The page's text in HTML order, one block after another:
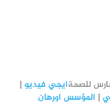
ايجي فيديو |
| المؤسس اورهان